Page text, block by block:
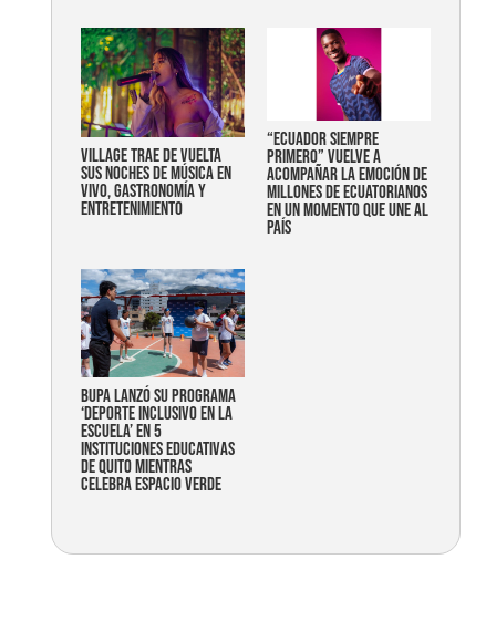
Village trae de vuelta
sus noches de música en
vivo, gastronomía y
entretenimiento
“Ecuador siempre
primero” vuelve a
acompañar la emoción de
millones de ecuatorianos
en un momento que une al
país
Bupa lanzó su programa
‘Deporte Inclusivo en la
Escuela’ en 5
instituciones educativas
de Quito mientras
celebra espacio verde